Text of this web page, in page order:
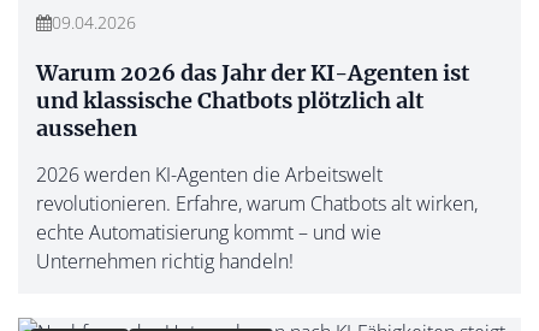
09.04.2026
Warum 2026 das Jahr der KI-Agenten ist
und klassische Chatbots plötzlich alt
aussehen
2026 werden KI-Agenten die Arbeitswelt
revolutionieren. Erfahre, warum Chatbots alt wirken,
echte Automatisierung kommt – und wie
Unternehmen richtig handeln!